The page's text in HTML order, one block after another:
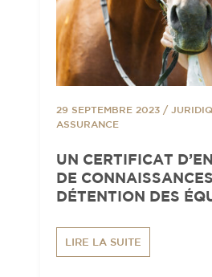
29 SEPTEMBRE 2023 /
ASSURANCE
UN CERTIFICAT
DE
DÉTENTION DES
LIRE LA SUITE